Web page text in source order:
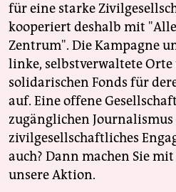
für eine starke
kooperiert deshalb mit
Zentrum". Die Kampagne
linke, selbstverwaltete
solidarischen Fonds für
auf. Eine offene
zugänglichen Journalismus
zivilgesellschaftliches
auch? Dann machen Sie
unsere Aktion.